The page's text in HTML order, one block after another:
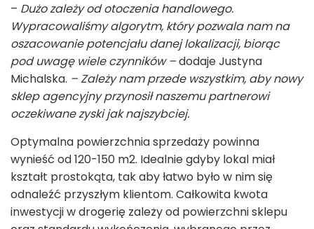
– Dużo zależy od otoczenia handlowego.
Wypracowaliśmy algorytm, który pozwala nam na
oszacowanie potencjału danej lokalizacji, biorąc
pod uwagę wiele czynników –dodaje Justyna
Michalska. – Zależy nam przede wszystkim, aby nowy
sklep agencyjny przynosił naszemu partnerowi
oczekiwane zyski jak najszybciej.
Optymalna powierzchnia sprzedaży powinna
wynieść od 120-150 m2. Idealnie gdyby lokal miał
kształt prostokąta, tak aby łatwo było w nim się
odnaleźć przyszłym klientom. Całkowita kwota
inwestycji w drogerię zależy od powierzchni sklepu